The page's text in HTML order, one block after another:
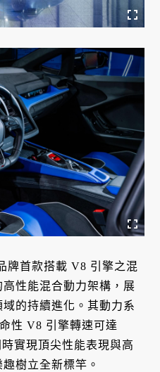
牌首款搭載 V8 引擎之混
性能混合動力架構，展
的持續進化。其動力系
性 V8 引擎轉速可達
實現頂尖性能表現與高
樹立全新標竿。